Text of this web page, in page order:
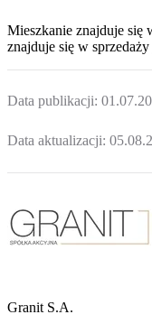
Mieszkanie znajduje się
znajduje się w sprzedaży
Data publikacji:
Data aktualizacji:
Granit S.A.